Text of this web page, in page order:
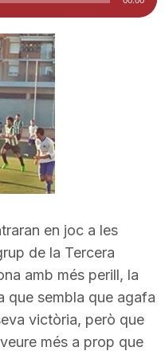
en joc a les
de la Tercera
amb més perill, la
que sembla que agafa
victòria, però que
més a prop que